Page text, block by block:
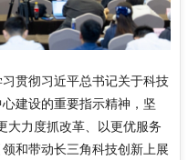
贯彻习近平总书记关于科技
建设的重要指示精神，坚
大力度抓改革、以更优服务
和带动长三角科技创新上展